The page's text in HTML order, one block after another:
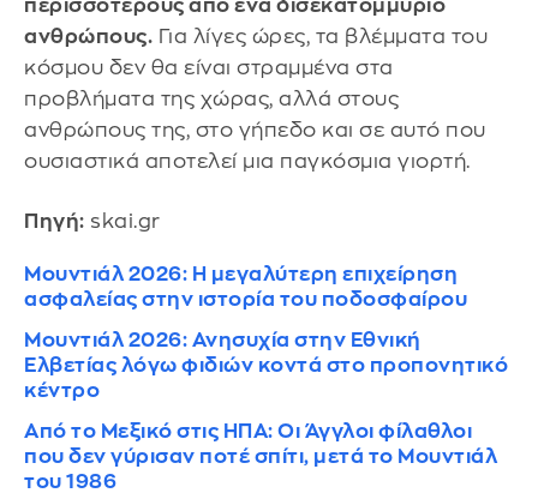
περισσότερους από ένα δισεκατομμύριο
ανθρώπους. Για λίγες ώρες, τα βλέμματα του
κόσμου δεν θα είναι στραμμένα στα
προβλήματα της χώρας, αλλά στους
ανθρώπους της, στο γήπεδο και σε αυτό που
ουσιαστικά αποτελεί μια παγκόσμια γιορτή.
Πηγή: skai.gr
Μουντιάλ 2026: Η μεγαλύτερη επιχείρηση
ασφαλείας στην ιστορία του ποδοσφαίρου
Μουντιάλ 2026: Ανησυχία στην Εθνική
Ελβετίας λόγω φιδιών κοντά στο προπονητικό
κέντρο
Από το Μεξικό στις ΗΠΑ: Οι Άγγλοι φίλαθλοι
που δεν γύρισαν ποτέ σπίτι, μετά το Μουντιάλ
του 1986